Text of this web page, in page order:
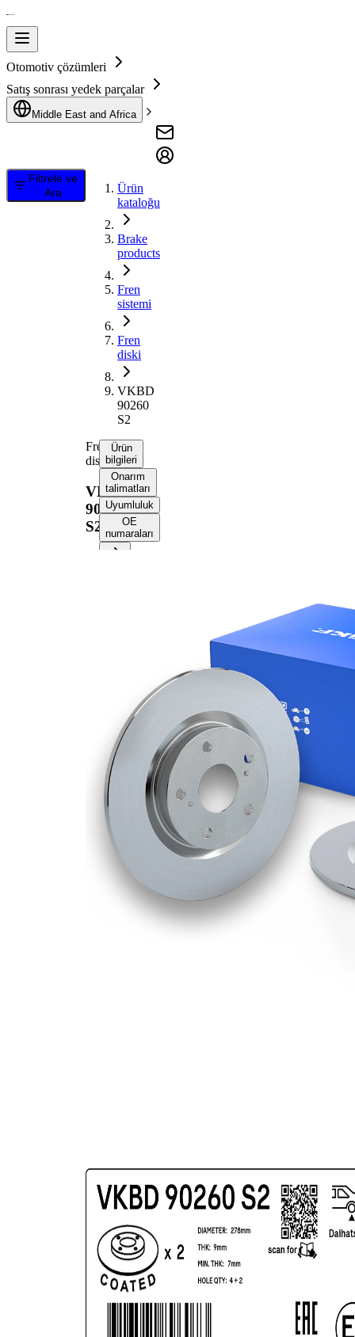
Otomotiv çözümleri
Satış sonrası yedek parçalar
Middle East and Africa
Filtrele ve
Ara
Ürün
kataloğu
Brake
products
Fren
sistemi
Fren
diski
VKBD
90260
S2
Fren
diski
VKBD
90260
S2
Ürün
bilgileri
Onarım
talimatları
Uyumluluk
OE
numaraları
kalınlık
Deliklerin
sayısı
2
Dış çap
278 mm
Delik sayısı
4
Merkezleme
55 mm
Delik
çemberi-Ø
100 mm
Üst yüzey
Kaplamalı